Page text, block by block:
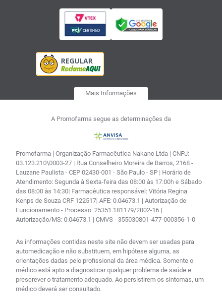
Mais Informações
A Promofarma segue as determinações da
Promofarma | Organização Farmacêutica Nakano Ltda | CNPJ:
03.123.210\0003-27 | Rua Conselheiro Moreira de Barros, 2168 -
Lauzane Paulista - CEP 02430-001 - São Paulo - SP | Horário de
Atendimento: Segunda à Sexta-feira das 08:00 às 17:00h e Sábado
das 08:00 às 14:30| Farmacêutica responsável: Vitória Regina
Kenps de Souza CRF 122517| AFE: 0.04673.1 | Autorização de
Funcionamento - Processo: 25351.181179/2002-16 |
Autorização/MS: 0.04673.1 | CMVS - 355030801-477-000356-1-0
As informações contidas neste site não devem ser usadas para
automedicação e não substituem, em hipótese alguma, as
orientações dadas pelo profissional da área médica. Somente o
médico está apto a diagnosticar qualquer problema de saúde e
prescrever o tratamento adequado. Ao persistirem os sintomas, um
médico deverá ser consultado.